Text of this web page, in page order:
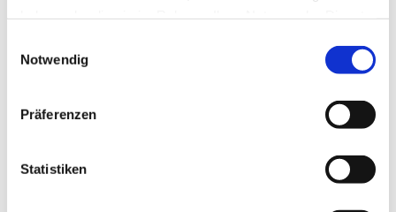
Notwendig
Präferenzen
Statistiken